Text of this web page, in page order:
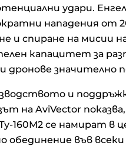
удари.
нападения от
и спиране на мисии
капацитет за
дронове значително
и
на AviVector
160М2 се намират в
обединение във